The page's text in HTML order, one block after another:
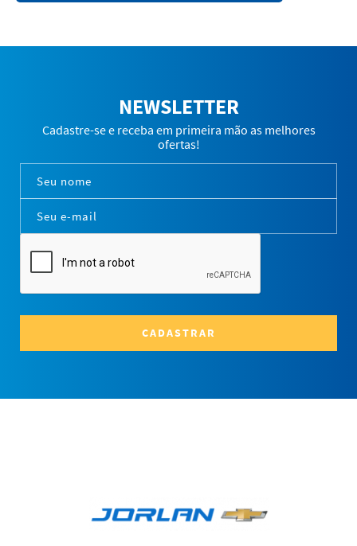
NEWSLETTER
Cadastre-se e receba em primeira mão as melhores
ofertas!
CADASTRAR